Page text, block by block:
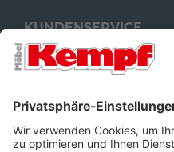
KUNDENSERVICE
FILIALEN